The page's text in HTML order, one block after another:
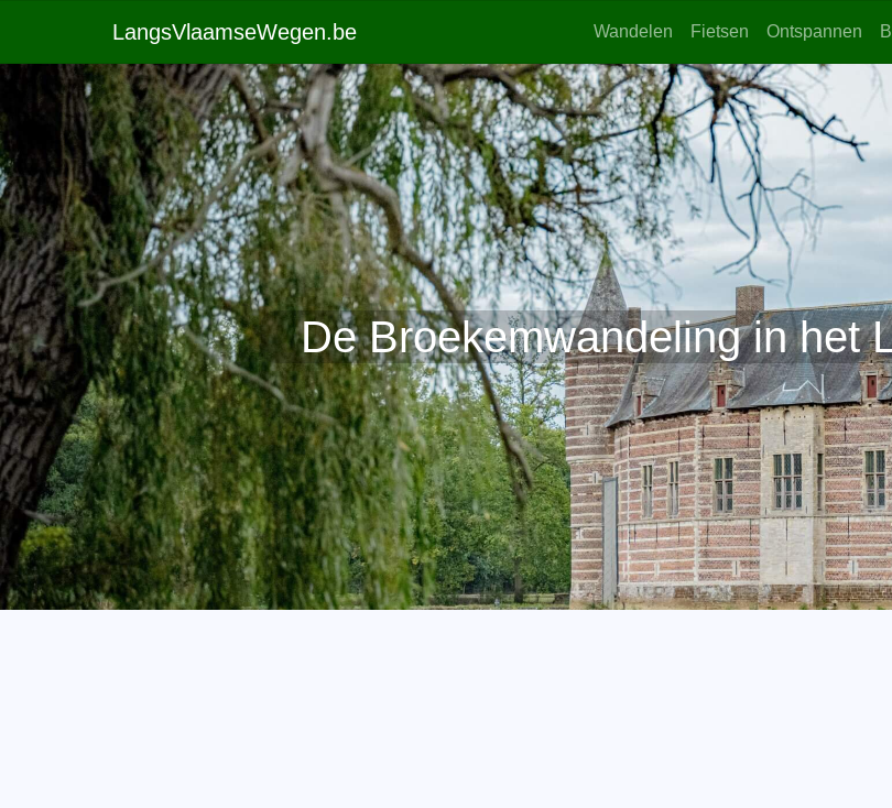
LangsVlaamseWegen.be Wandelen Fietsen Ontspannen
De Broekemwandeling in het